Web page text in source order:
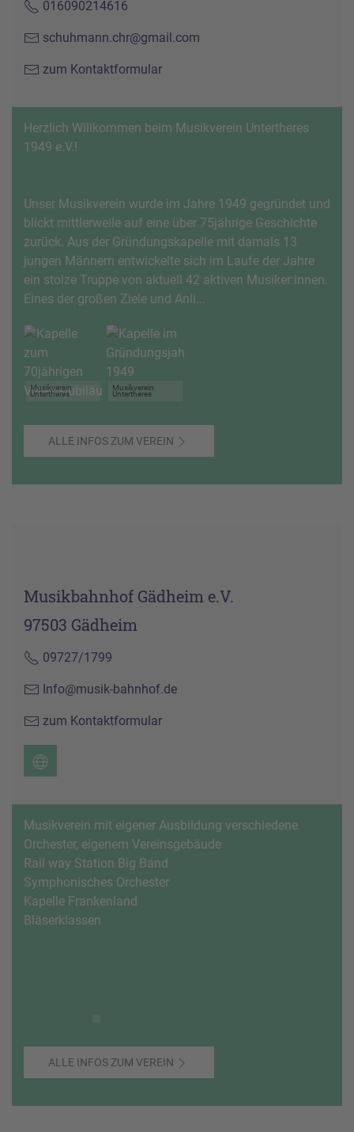
016090214616
schuhmann.chr@gmail.com
zum Kontaktformular
Herzlich Willkommen beim Musikverein Untertheres
1949 e.V.!
Unser Musikverein wurde im Jahre 1949 gegründet und
blickt mittlerweile auf eine über 75jährige Geschichte
zurück. Aus der Gründungskapelle mit damals 13
jungen Männern entwickelte sich im Laufe der Jahre
ein stolze Truppe von aktuell 42 aktiven Musiker:innen.
Eines der großen Ziele und Anli...
Musikverein
Untertheres
Musikverein
Untertheres
ALLE INFOS ZUM VEREIN
Musikbahnhof Gädheim e.V.
97503 Gädheim
09727/1799
Info@musik-bahnhof.de
zum Kontaktformular
Musikverein mit eigener Ausbildung verschiedene
Orchester, eigenem Vereinsgebäude
Rail way Station Big Band
Symphonisches Orchester
Kapelle Frankenland
Bläserklassen
ALLE INFOS ZUM VEREIN